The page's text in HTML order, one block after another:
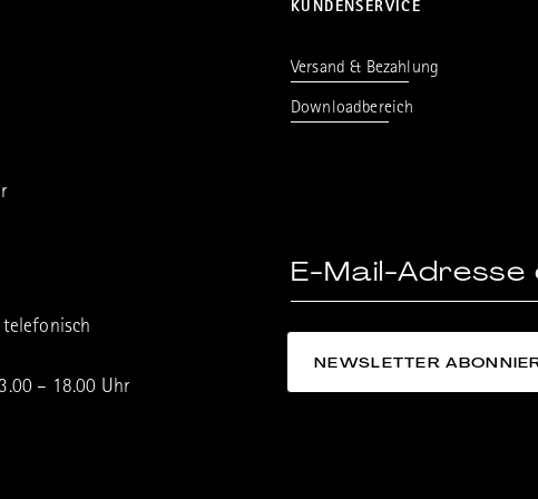
– 18.00 Uhr
KUNDENSERVICE
Versand & Bezahlung
Downloadbereich